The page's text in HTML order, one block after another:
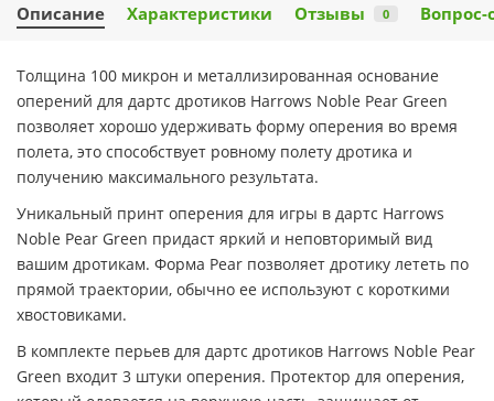
Описание Характеристики Отзывы 0 Вопрос-
Толщина 100 микрон и металлизированная основание
оперений для дартс дротиков Harrows Noble Pear Green
позволяет хорошо удерживать форму оперения во время
полета, это способствует ровному полету дротика и
получению максимального результата.
Уникальный принт оперения для игры в дартс Harrows
Noble Pear Green придаст яркий и неповторимый вид
вашим дротикам. Форма Pear позволяет дротику лететь по
прямой траектории, обычно ее используют с короткими
хвостовиками.
В комплекте перьев для дартс дротиков Harrows Noble Pear
Green входит 3 штуки оперения. Протектор для оперения,